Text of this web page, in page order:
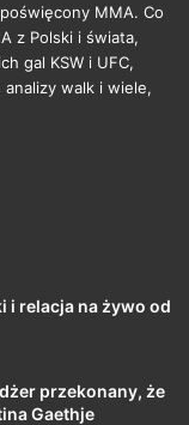
MMA. Co
z Polski i świata,
gal KSW i UFC,
walk i wiele,
i relacja na żywo od
przekonany, że
Gaethje